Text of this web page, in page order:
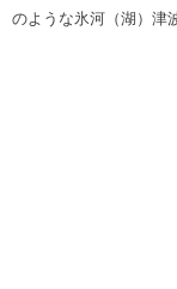
のような氷河（湖）津